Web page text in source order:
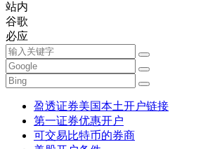
站内
谷歌
必应
盈透证券美国本土开户链接
第一证券优惠开户
可交易比特币的券商